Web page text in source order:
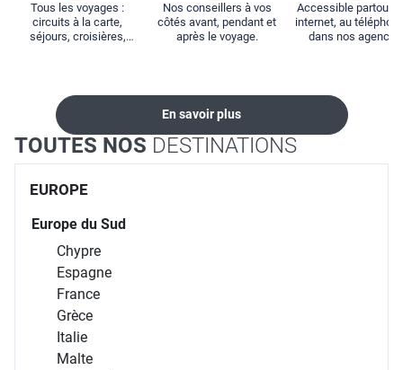
Tous les voyages :
circuits à la carte,
séjours, croisières,
Nos conseillers à vos
côtés avant, pendant et
après le voyage.
Accessible partout :
internet, au
dans nos
En savoir plus
TOUTES NOS DESTINATIONS
EUROPE
Europe du Sud
Chypre
Espagne
France
Grèce
Italie
Malte